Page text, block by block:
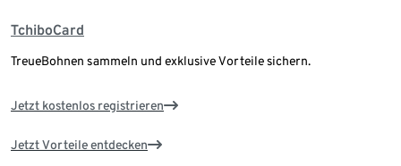
TchiboCard
TreueBohnen sammeln und exklusive Vorteile sichern.
Jetzt kostenlos registrieren
Jetzt Vorteile entdecken